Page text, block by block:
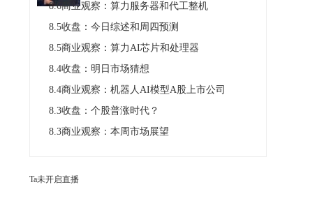
8.6商业观察：算力服务器和代工整机
8.5收盘：今日综述和周四预测
8.5商业观察：算力AI芯片和处理器
8.4收盘：明日市场猜想
8.4商业观察：机器人AI模型A股上市公司
8.3收盘：个股普涨时代？
8.3商业观察：本周市场展望
Ta未开启直播